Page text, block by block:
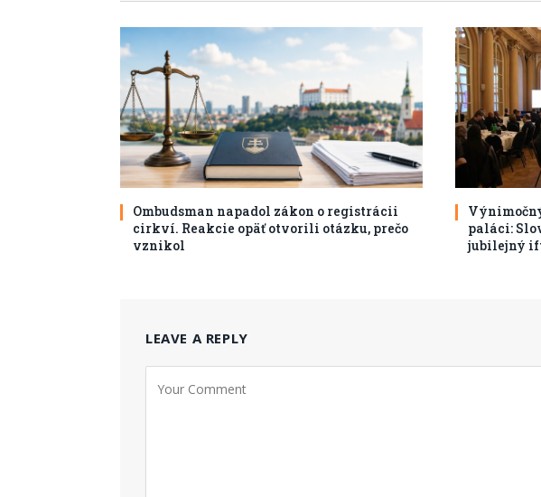
Ombudsman napadol zákon o registrácii
cirkví. Reakcie opäť otvorili otázku, prečo
vznikol
paláci:
jubilejný
LEAVE A REPLY